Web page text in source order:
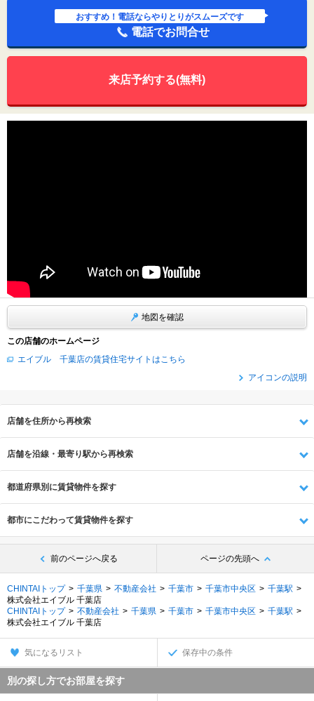
おすすめ！電話ならやりとりがスムーズです
電話でお問合せ
来店予約する(無料)
地図を確認
この店舗のホームページ
エイブル 千葉店の賃貸住宅サイトはこちら
アイコンの説明
店舗を住所から再検索
店舗を沿線・最寄り駅から再検索
都道府県別に賃貸物件を探す
都市にこだわって賃貸物件を探す
前のページへ戻る ページの先頭へ
CHINTAIトップ 千葉県 不動産会社 千葉市 千葉市中央区
千葉駅
株式会社エイブル 千葉店
CHINTAIトップ
不動産会社 千葉県 千葉市 千葉市中央区
千葉駅
株式会社エイブル 千葉店
気になるリスト 保存中の条件
別の探し方でお部屋を探す